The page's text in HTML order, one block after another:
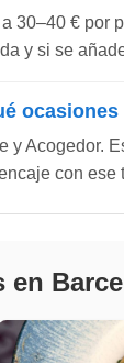
30–40 € por
y si se
ocasiones
y Acogedor.
con
en